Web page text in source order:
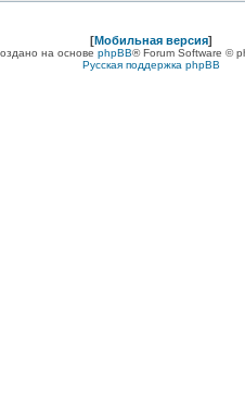
[Мобильная версия]
на основе phpBB® Forum Software ©
Русская поддержка phpBB